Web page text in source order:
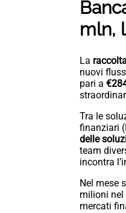
mln,
La
nuovi
pari a
Tra le
finanziari
delle
team
incontra
Nel mese
milioni nel
mercati